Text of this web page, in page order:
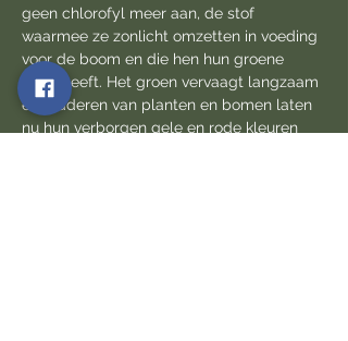
geen chlorofyl meer aan, de stof
waarmee ze zonlicht omzetten in voeding
voor de boom en die hen hun groene
kleur geeft. Het groen vervaagt langzaam
en bladeren van planten en bomen laten
nu hun verborgen gele en rode kleuren